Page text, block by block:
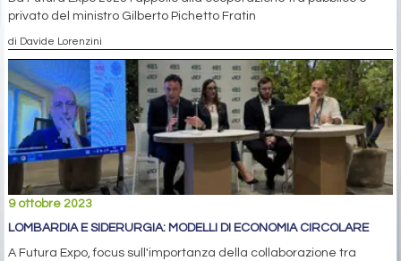
privato del ministro Gilberto Pichetto Fratin
di Davide Lorenzini
9 ottobre 2023
LOMBARDIA E SIDERURGIA: MODELLI DI ECONOMIA CIRCOLARE
A Futura Expo, focus sull'importanza della collaborazione tra